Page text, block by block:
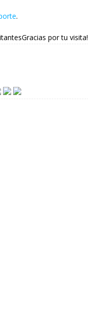
.
por tu visita!